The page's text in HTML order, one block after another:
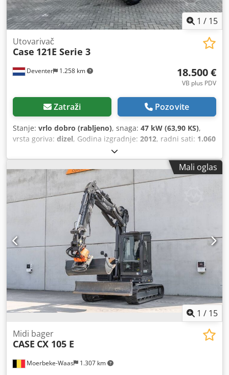
1 / 15
Deventer 1.258 km
Utovarivač
Case 121E Serie 3
18.500 €
VB plus PDV
Zatraži Pozovite
Stanje: vrlo dobro (rabljeno), snaga: 47 kW (63,90 KS),
vrsta goriva: dizel, Godina izgradnje: 2012, radni sati: 1.060
Mali oglas
1 / 15
Moerbeke-Waas 1.307 km
Midi bager
CASE CX 105 E